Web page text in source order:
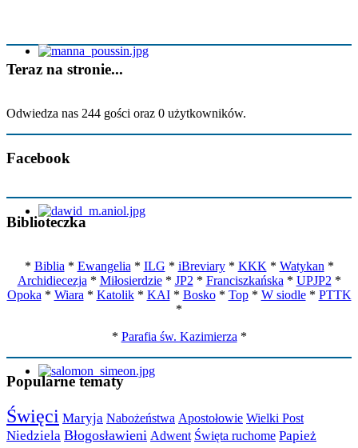
Teraz na stronie...
Odwiedza nas 244 gości oraz 0 użytkowników.
Facebook
Biblioteczka
* Biblia * Ewangelia * ILG * iBreviary* KKK * Watykan *
Archidiecezja * Miłosierdzie* JP2 * Franciszkańska * UPJP2 *
Opoka * Wiara * Katolik* KAI* Bosko* Top* W siodle* PTTK
*
* Parafia św. Kazimierza *
Popularne tematy
Święci Maryja Nabożeństwa Apostołowie Wielki Post
Niedziela Błogosławieni Adwent Święta ruchome Papież